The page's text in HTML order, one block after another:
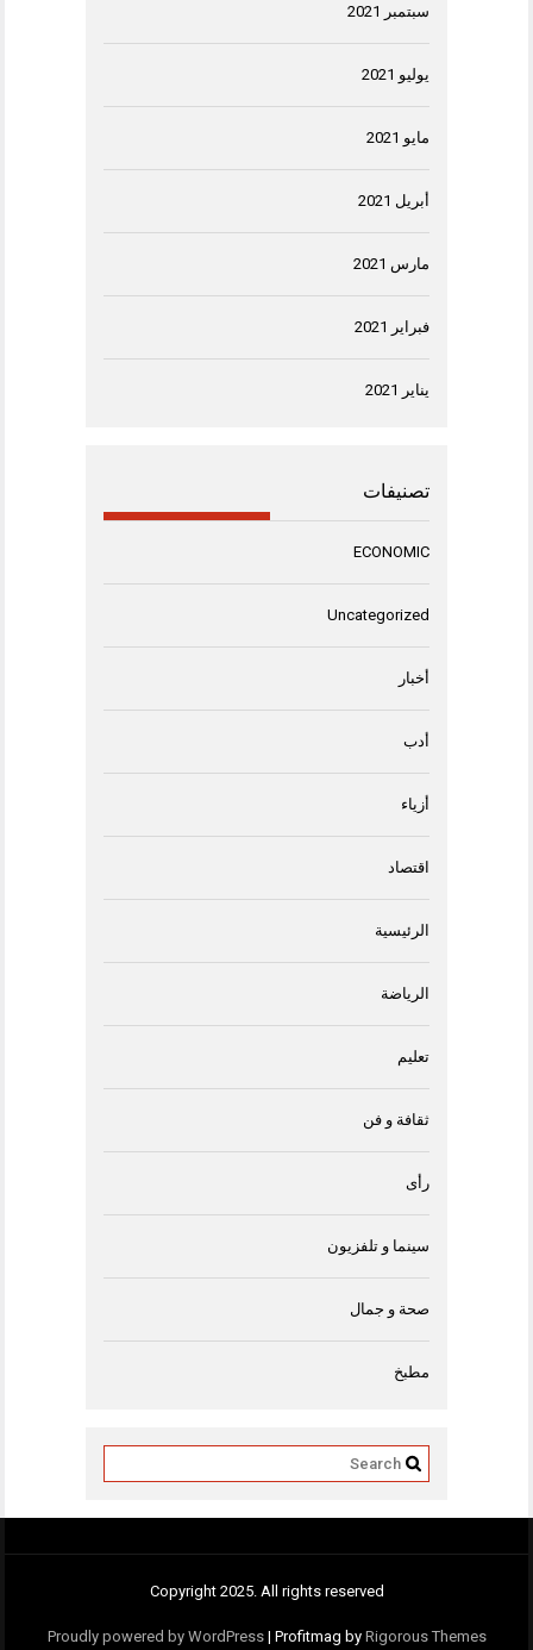
سبتمبر 2021
يوليو 2021
مايو 2021
أبريل 2021
مارس 2021
فبراير 2021
يناير 2021
تصنيفات
ECONOMIC
Uncategorized
أخبار
أدب
أزياء
اقتصاد
الرئيسية
الرياضة
تعليم
ثقافة و فن
رأى
سينما و تلفزيون
صحة و جمال
مطبخ
Copyright 2025. All rights reserved
Proudly powered by WordPress | Profitmag by Rigorous Themes